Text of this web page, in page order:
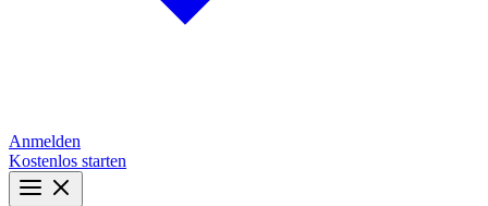
Anmelden
Kostenlos starten